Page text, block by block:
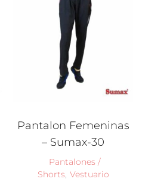
Pantalon Femeninas
– Sumax-30
Pantalones /
Shorts Vestuario